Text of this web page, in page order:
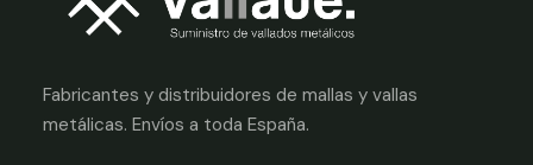
Fabricantes y distribuidores de mallas y vallas
metálicas. Envíos a toda España.